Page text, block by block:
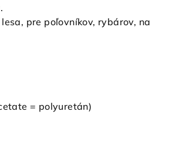
pre poľovníkov, rybárov, na
= polyuretán)